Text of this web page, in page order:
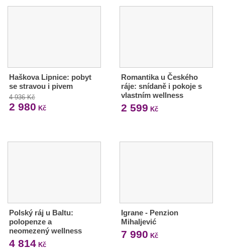
Haškova Lipnice: pobyt
se stravou i pivem
4 936 Kč
2 980 Kč
Romantika u Českého
ráje: snídaně i pokoje s
vlastním wellness
2 599 Kč
Polský ráj u Baltu:
polopenze a
neomezený wellness
4 814 Kč
Igrane - Penzion
Mihaljević
7 990 Kč